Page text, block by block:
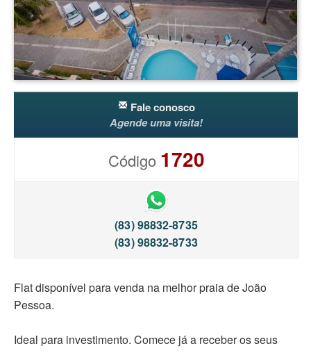
Fale conosco
Agende uma visita!
Código 1720
(83) 98832-8735
(83) 98832-8733
Flat disponível para venda na melhor praia de João
Pessoa.
Ideal para investimento. Comece já a receber os seus